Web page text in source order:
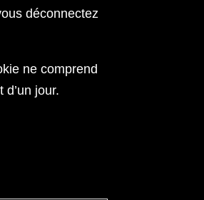
déconnectez
ne comprend
jour.